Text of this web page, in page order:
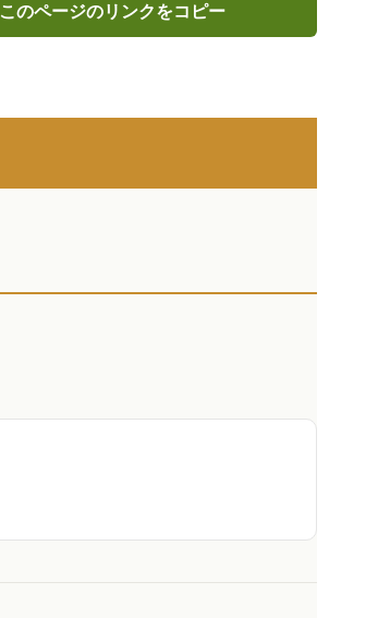
このページのリンクをコピー